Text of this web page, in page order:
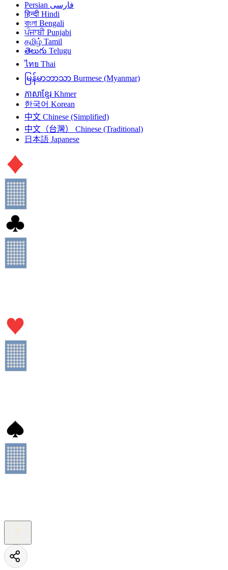
فارسی Persian
हिन्दी Hindi
বাংলা Bengali
ਪੰਜਾਬੀ Punjabi
தமிழ் Tamil
తెలుగు Telugu
ไทย Thai
မြန်မာဘာသာ Burmese (Myanmar)
ភាសាខ្មែរ Khmer
한국어 Korean
中文 Chinese (Simplified)
中文（台灣）
Chinese (Traditional)
日本語 Japanese